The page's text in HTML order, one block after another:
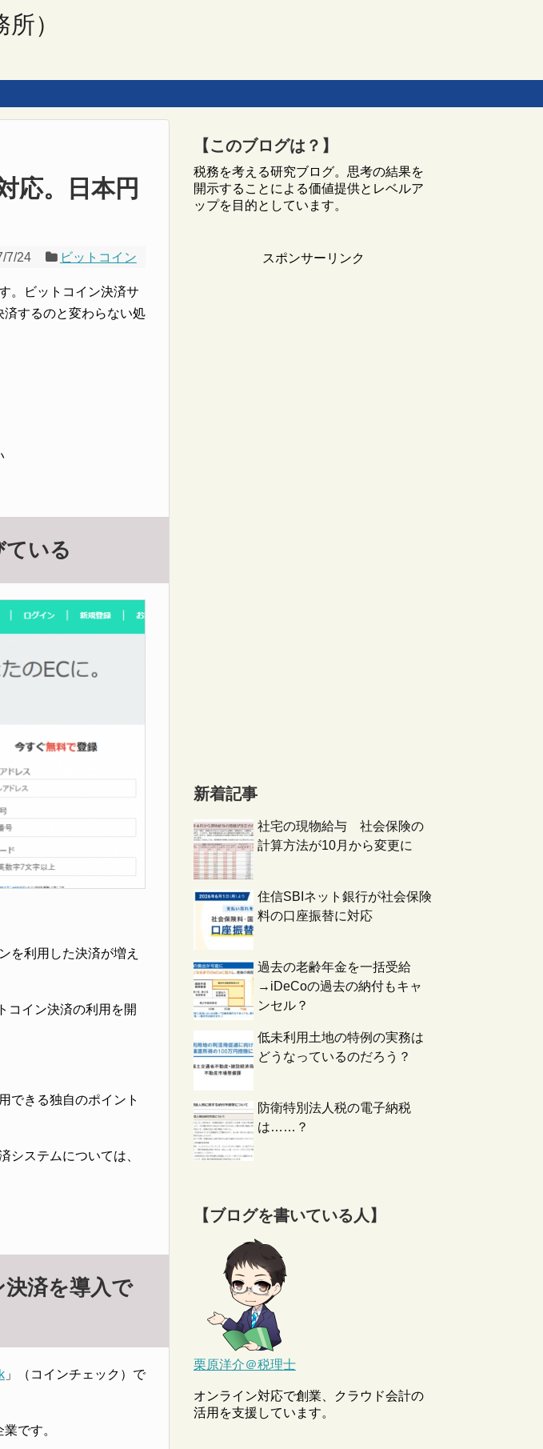
）
応。日本円
7/24 ビットコイン
。ビットコイン決済サ
するのと変わらない処
ている
を利用した決済が増え
コイン決済の利用を開
できる独自のポイント
システムについては、
済を導入で
」（コインチェック）で
です。
【このブログは？】
税務を考える研究ブログ。思考の結果を
開示することによる価値提供とレベルア
ップを目的としています。
スポンサーリンク
新着記事
社宅の現物給与 社会保険の
計算方法が10月から変更に
住信SBIネット銀行が社会保険
料の口座振替に対応
過去の老齢年金を一括受給
→iDeCoの過去の納付もキャ
ンセル？
低未利用土地の特例の実務は
どうなっているのだろう？
防衛特別法人税の電子納税
は……？
【ブログを書いている人】
栗原洋介＠税理士
オンライン対応で創業、クラウド会計の
活用を支援しています。